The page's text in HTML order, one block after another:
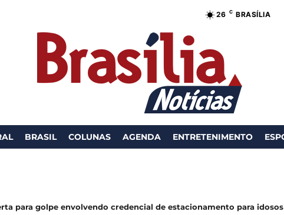
26 C BRASÍLIA
BRASIL COLUNAS AGENDA ENTRETENIMENTO
para golpe envolvendo credencial de estacionamento para idosos